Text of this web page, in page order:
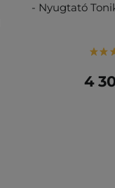
- Nyugtató
4